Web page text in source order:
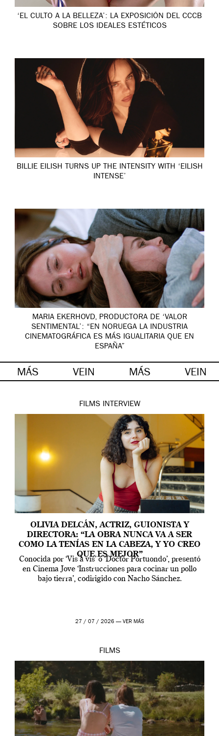
‘EL CULTO A LA BELLEZA’: LA EXPOSICIÓN DEL CCCB
SOBRE LOS IDEALES ESTÉTICOS
BILLIE EILISH TURNS UP THE INTENSITY WITH ‘EILISH
INTENSE’
MARIA EKERHOVD, PRODUCTORA DE ‘VALOR
SENTIMENTAL’: “EN NORUEGA LA INDUSTRIA
CINEMATOGRÁFICA ES MÁS IGUALITARIA QUE EN
ESPAÑA”
MÁS VEIN MÁS VEIN
FILMS INTERVIEW
OLIVIA DELCÁN, ACTRIZ, GUIONISTA Y
DIRECTORA: “LA OBRA NUNCA VA A SER
COMO LA TENÍAS EN LA CABEZA, Y YO CREO
QUE ES MEJOR”
Conocida por ‘Vis a vis’ o ‘Doctor Portuondo’, presentó
en Cinema Jove ‘Instrucciones para cocinar un pollo
bajo tierra’, codirigido con Nacho Sánchez.
27 / 07 / 2026 — VER MÁS
FILMS